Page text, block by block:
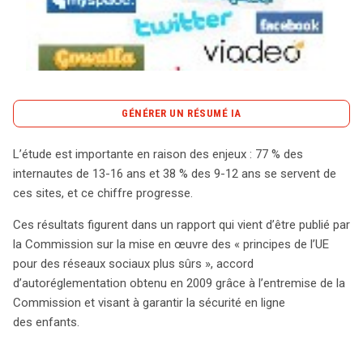
Rechercher
GÉNÉRER UN RÉSUMÉ IA
L’utilisation des réseaux sociaux par les jeunes est en
forte augmentation, avec 77 % des internautes âgés de
rapport de la Commission européenne met en lumière
les risques associés, notamment le harcèlement et les
sollicitations d’adultes, soulignant l’importance de fournir
aux enfants des outils de sécurité adaptés. L’étude,
réalisée entre fin 2010 et début 2011, a examiné
quatorze plateformes telles que Facebook, MySpace et
L’étude est importante en raison des enjeux : 77 % des
internautes de 13-16 ans et 38 % des 9-12 ans se servent de
ces sites, et ce chiffre progresse.
Ces résultats figurent dans un rapport qui vient d’être publié par
la Commission sur la mise en œuvre des « principes de l’UE
pour des réseaux sociaux plus sûrs », accord
d’autoréglementation obtenu en 2009 grâce à l’entremise de la
Commission et visant à garantir la sécurité en ligne
des enfants.